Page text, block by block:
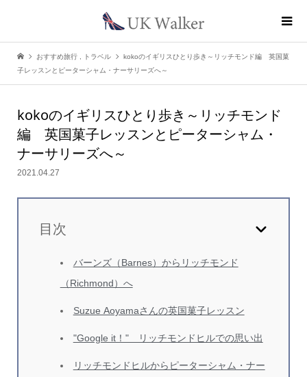
おすすめ旅行 トラベル
kokoのイギリスひとり歩き～リッチモンド編 英国菓
子レッスンとピーターシャム・ナーサリーズへ～
kokoのイギリスひとり歩き ～リッチモンド
編 英国菓子レッスンとピーターシャム・
ナーサリーズへ～
2021.04.27
目次
バーンズ（Barnes）からリッチモンド
（Richmond）へ
Suzue Aoyamaさんの英国菓子レッスン
"Google it！" リッチモンドヒルでの思い出
リッチモンドヒルからピーターシャム・ナー